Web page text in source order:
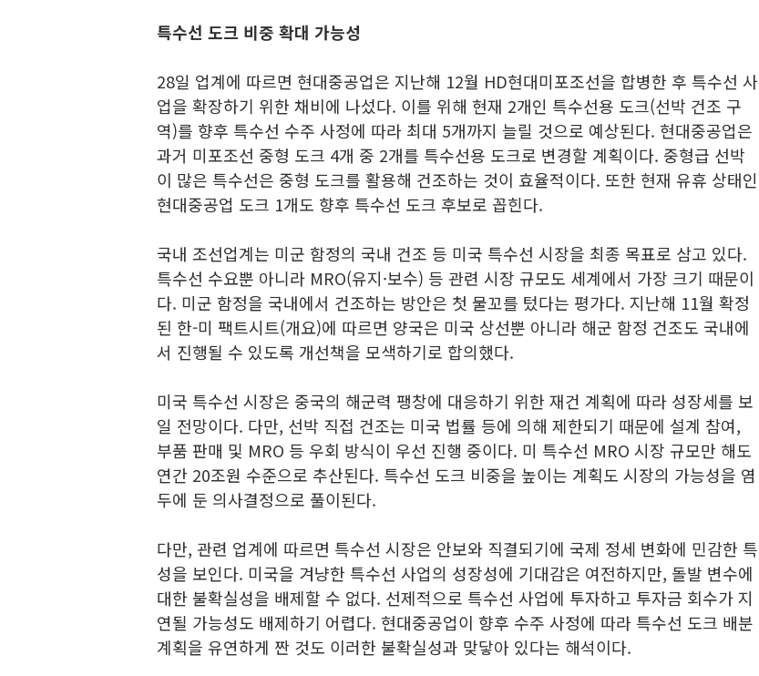
특수선 도크 비중 확대 가능성
28일 업계에 따르면 현대중공업은 지난해 12월 HD현대미포조선을 합병한 후 특수선 사
업을 확장하기 위한 채비에 나섰다. 이를 위해 현재 2개인 특수선용 도크(선박 건조 구
역)를 향후 특수선 수주 사정에 따라 최대 5개까지 늘릴 것으로 예상된다. 현대중공업은
과거 미포조선 중형 도크 4개 중 2개를 특수선용 도크로 변경할 계획이다. 중형급 선박
이 많은 특수선은 중형 도크를 활용해 건조하는 것이 효율적이다. 또한 현재 유휴 상태인
현대중공업 도크 1개도 향후 특수선 도크 후보로 꼽힌다.
국내 조선업계는 미군 함정의 국내 건조 등 미국 특수선 시장을 최종 목표로 삼고 있다.
특수선 수요뿐 아니라 MRO(유지·보수) 등 관련 시장 규모도 세계에서 가장 크기 때문이
다. 미군 함정을 국내에서 건조하는 방안은 첫 물꼬를 텄다는 평가다. 지난해 11월 확정
된 한-미 팩트시트(개요)에 따르면 양국은 미국 상선뿐 아니라 해군 함정 건조도 국내에
서 진행될 수 있도록 개선책을 모색하기로 합의했다.
미국 특수선 시장은 중국의 해군력 팽창에 대응하기 위한 재건 계획에 따라 성장세를 보
일 전망이다. 다만, 선박 직접 건조는 미국 법률 등에 의해 제한되기 때문에 설계 참여,
부품 판매 및 MRO 등 우회 방식이 우선 진행 중이다. 미 특수선 MRO 시장 규모만 해도
연간 20조원 수준으로 추산된다. 특수선 도크 비중을 높이는 계획도 시장의 가능성을 염
두에 둔 의사결정으로 풀이된다.
다만, 관련 업계에 따르면 특수선 시장은 안보와 직결되기에 국제 정세 변화에 민감한 특
성을 보인다. 미국을 겨냥한 특수선 사업의 성장성에 기대감은 여전하지만, 돌발 변수에
대한 불확실성을 배제할 수 없다. 선제적으로 특수선 사업에 투자하고 투자금 회수가 지
연될 가능성도 배제하기 어렵다. 현대중공업이 향후 수주 사정에 따라 특수선 도크 배분
계획을 유연하게 짠 것도 이러한 불확실성과 맞닿아 있다는 해석이다.